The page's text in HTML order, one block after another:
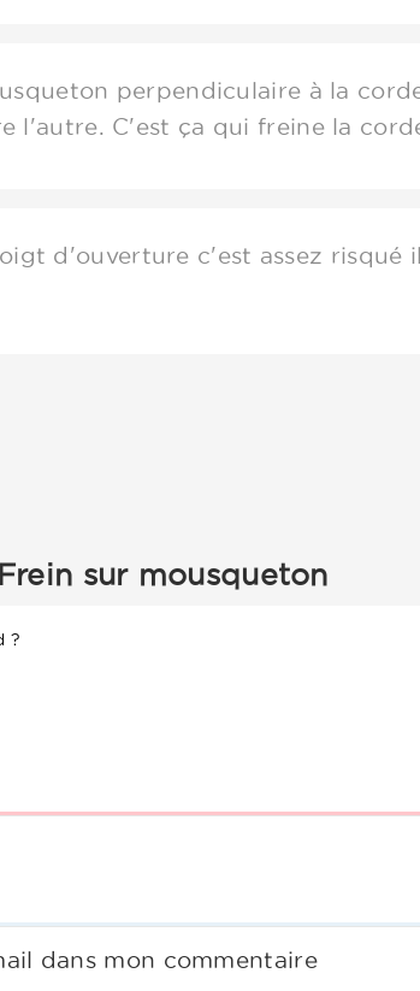
perpendiculaire à la
l'autre. C'est ça qui freine la
d'ouverture c'est assez risqué
sur mousqueton
?
dans mon commentaire